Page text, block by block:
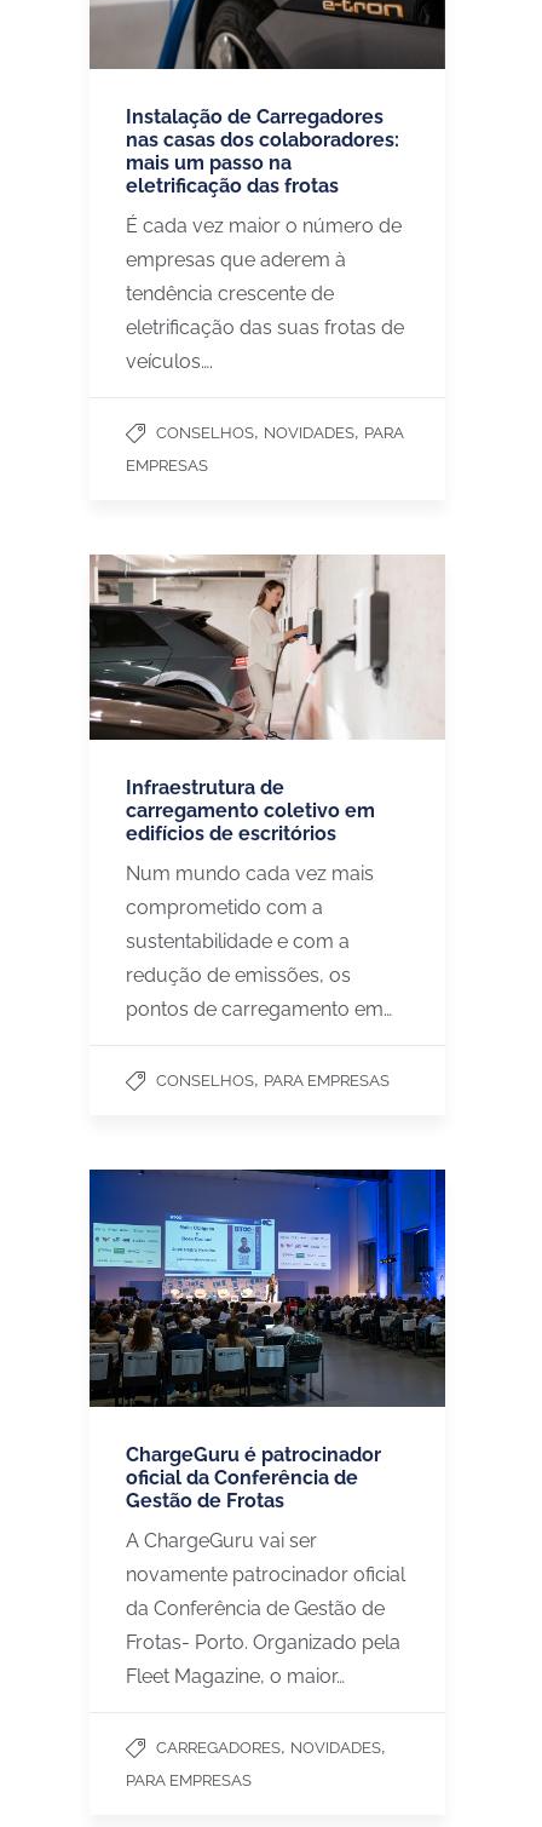
Instalação de Carregadores
nas casas dos colaboradores:
mais um passo na
eletrificação das frotas
É cada vez maior o número de
empresas que aderem à
tendência crescente de
eletrificação das suas frotas de
veículos….
CONSELHOS, NOVIDADES, PARA
EMPRESAS
Infraestrutura de
carregamento coletivo em
edifícios de escritórios
Num mundo cada vez mais
comprometido com a
sustentabilidade e com a
redução de emissões, os
pontos de carregamento em…
CONSELHOS, PARA EMPRESAS
ChargeGuru é patrocinador
oficial da Conferência de
Gestão de Frotas
A ChargeGuru vai ser
novamente patrocinador oficial
da Conferência de Gestão de
Frotas- Porto. Organizado pela
Fleet Magazine, o maior…
CARREGADORES, NOVIDADES,
PARA EMPRESAS